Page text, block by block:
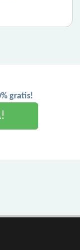
gratis!